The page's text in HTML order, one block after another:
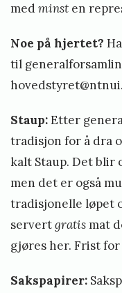
medminst en
Noe på hjertet?
til
Staup:Etter
tradisjon for å dra
kalt Staup. Det blir
men det er også
tradisjonelle løpet
servertgratis mat
gjøresher. Frist
Sakspapirer: